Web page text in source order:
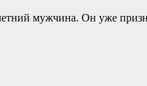
мужчина. Он уже